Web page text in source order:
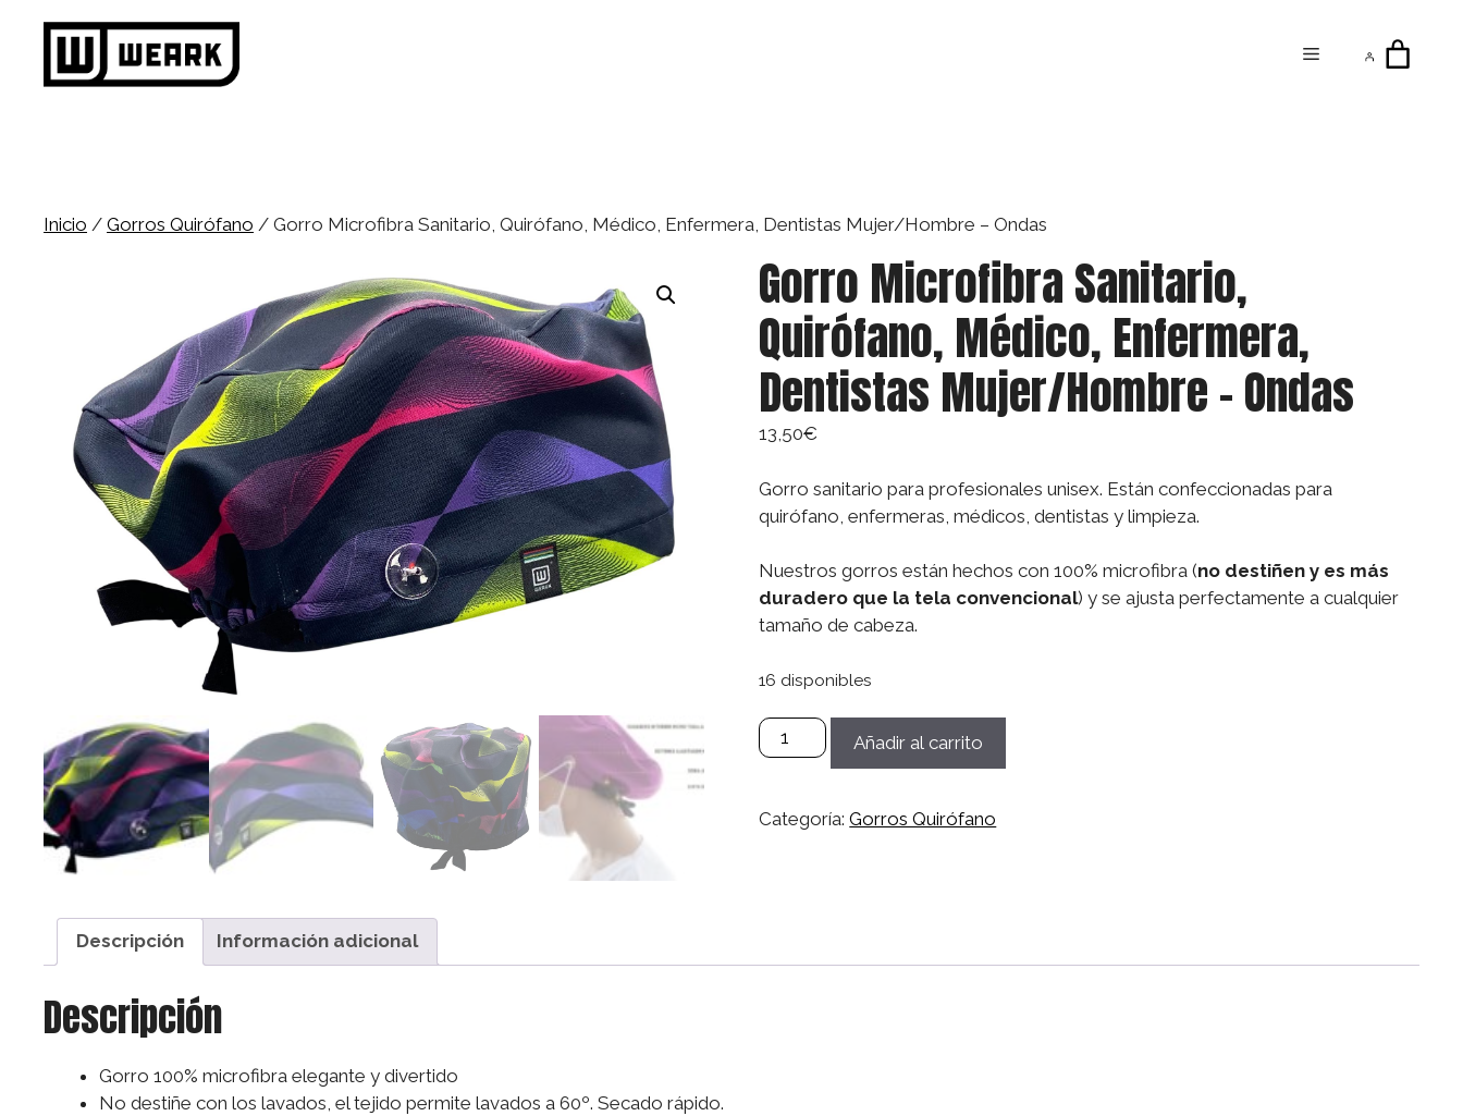
contenido
Menú
Inicio / Gorros Quirófano / Gorro Microfibra Sanitario, Quirófano, Médico, Enfermera, Dentistas Mujer/Hombre – Ondas
Gorro Microfibra Sanitario,
Quirófano, Médico, Enfermera,
Dentistas Mujer/Hombre – Ondas
13,50€
Gorro sanitario para profesionales unisex. Están confeccionadas para
quirófano, enfermeras, médicos, dentistas y limpieza.
Nuestros gorros están hechos con 100% microfibra (no destiñen y es más
duradero que la tela convencional) y se ajusta perfectamente a cualquier
tamaño de cabeza.
16 disponibles
Gorro
Microfibra
Quirófano,
Añadir al carrito
Categoría:Gorros Quirófano
Descripción Información adicional
Descripción
Gorro 100% microfibra elegante y divertido
No destiñe con los lavados, el tejido permite lavados a 60º. Secado rápido.